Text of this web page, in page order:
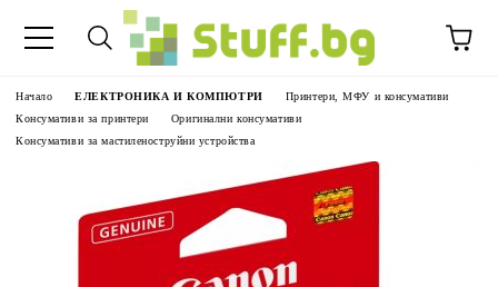
Начало ЕЛЕКТРОНИКА И КОМПЮТРИ
Принтери, МФУ и консумативи
Консумативи за принтери
Оригинални консумативи
Консумативи за мастиленоструйни устройства